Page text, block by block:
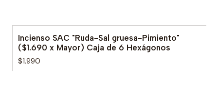
Incienso SAC "Ruda-Sal gruesa-Pimiento"
($1.690 x Mayor) Caja de 6 Hexágonos
$1.990